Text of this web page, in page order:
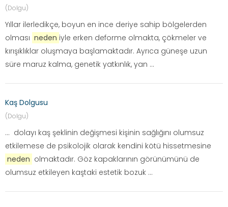
(Dolgu)
Yıllar ilerledikçe, boyun en ince deriye sahip bölgelerden
olması neden iyle erken deforme olmakta, çökmeler ve
kırışıklıklar oluşmaya başlamaktadır. Ayrıca güneşe uzun
süre maruz kalma, genetik yatkınlık, yan ...
Kaş Dolgusu
(Dolgu)
... dolayı kaş şeklinin değişmesi kişinin sağlığını olumsuz
etkilemese de psikolojik olarak kendini kötü hissetmesine
neden olmaktadır. Göz kapaklarının görünümünü de
olumsuz etkileyen kaştaki estetik bozuk ...